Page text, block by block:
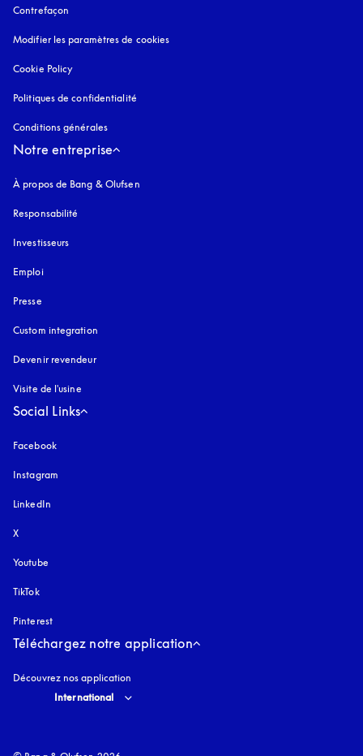
Contrefaçon
Modifier les paramètres de cookies
Cookie Policy
Politiques de confidentialité
Conditions générales
Notre entreprise
À propos de Bang & Olufsen
Responsabilité
Investisseurs
Emploi
Presse
Custom integration
Devenir revendeur
Visite de l'usine
Social Links
Facebook
Instagram
LinkedIn
X
Youtube
TikTok
Pinterest
Téléchargez notre application
Découvrez nos application
Select country and language
International